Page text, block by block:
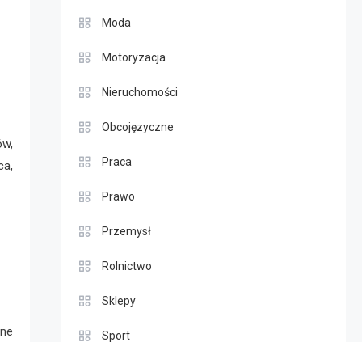
Moda
Motoryzacja
Nieruchomości
Obcojęzyczne
Praca
Prawo
Przemysł
Rolnictwo
Sklepy
Sport